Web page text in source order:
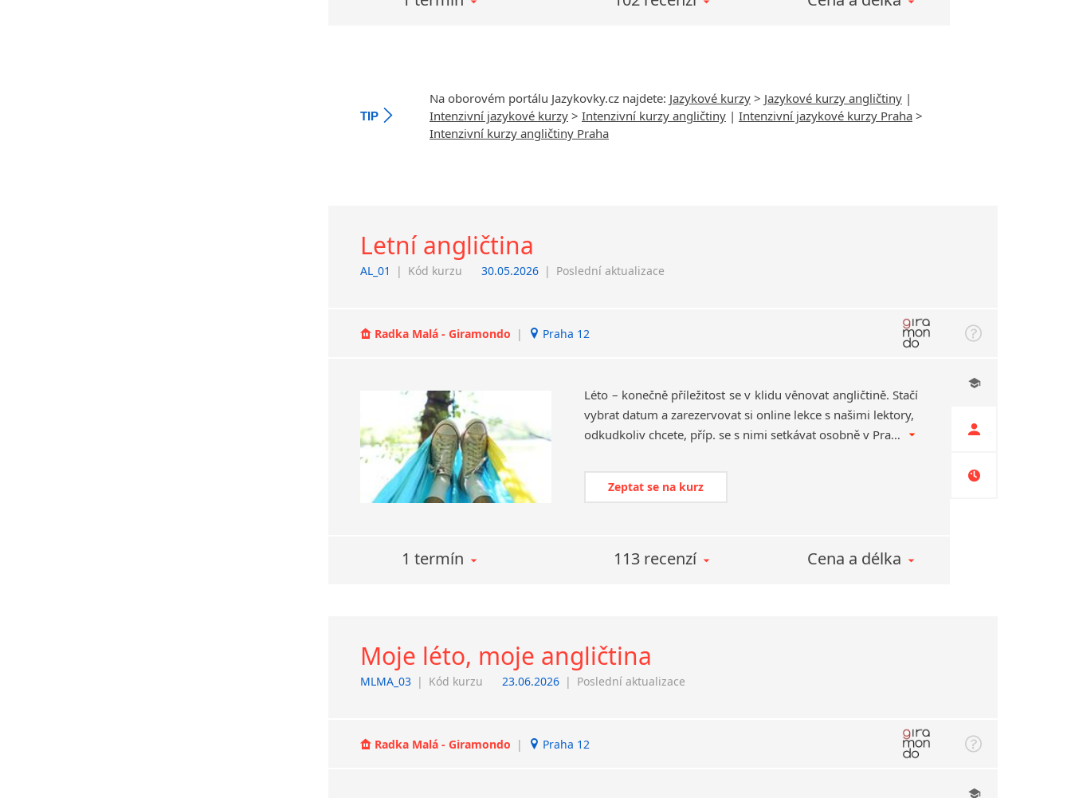
TIP
Na oborovém portálu Jazykovky.cz najdete: Jazykové kurzy > Jazykové kurzy angličtiny |
Intenzivní jazykové kurzy > Intenzivní kurzy angličtiny | Intenzivní jazykové kurzy Praha >
Intenzivní kurzy angličtiny Praha
Letní angličtina
AL_01 | Kód kurzu 30.05.2026 | Poslední aktualizace
Radka Malá - Giramondo | Praha 12
Léto – konečně příležitost se v klidu věnovat angličtině. Stačí
vybrat datum a zarezervovat si online lekce s našimi lektory,
odkudkoliv chcete, příp. se s nimi setkávat osobně v Praze. Tak co, taky už se vidíte na lekci angličtiny na chalupě?
Zeptat se na kurz
1 termín 113 recenzí Cena a délka
Moje léto, moje angličtina
MLMA_03 | Kód kurzu 23.06.2026 | Poslední aktualizace
Radka Malá - Giramondo | Praha 12